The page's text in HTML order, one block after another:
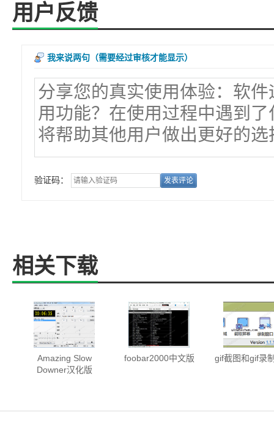
用户反馈
我来说两句 （需要经过审核才能显示）
验证码：
相关下载
Amazing Slow
Downer汉化版
foobar2000中文版 gif截图和gif录